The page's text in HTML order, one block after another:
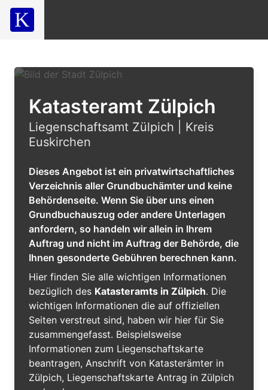
Katasteramt Zülpich
Liegenschaftsamt Zülpich | Kreis
Euskirchen
Dieses Angebot ist ein privatwirtschaftliches
Verzeichnis aller Grundbuchämter und keine
Behördenseite. Wenn Sie über uns einen
Grundbuchauszug oder andere Unterlagen
anfordern, so handeln wir allein in Ihrem
Auftrag und nicht im Auftrag der Behörde, die
Ihnen gesonderte Gebühren berechnen kann.
Hier finden Sie alle wichtigen Informationen
bezüglich des Katasteramts in Zülpich. Die
wichtigen Informationen die auf offiziellen
Seiten verstreut sind, haben wir hier für Sie
zusammengefasst. Beispielsweise
Informationen zum Liegenschaftskarte
beantragen, Anschrift von Katasterämter in
Zülpich, Liegenschaftskarte Antrag in Zülpich